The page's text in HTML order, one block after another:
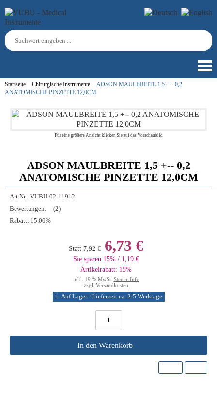
Startseite Chirurgische Instrumente
ADSON MAULBREITE 1,5 +-- 0,2
ANATOMISCHE PINZETTE 12,0CM
Für eine größere Ansicht klicken Sie auf das Vorschaubild
ADSON MAULBREITE 1,5 +-- 0,2
ANATOMISCHE PINZETTE 12,0CM
Art.Nr.: VUBU-02-11912
Bewertungen:
(2)
Rabatt: 15.00%
Statt 7,92 € 6,73 €
Sie sparen 15% / 1,19 €
Artikelrabatt: 15%
inkl. 19 % MwSt. Steuer-Info
zzgl. Versandkosten
Auf Lager - Lieferzeit ca. 2-5 Werktage
In den Warenkorb